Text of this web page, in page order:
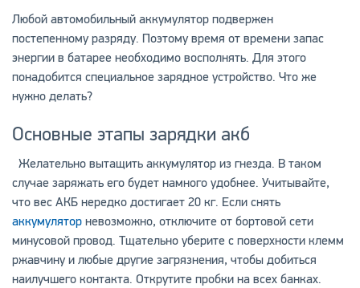
Любой автомобильный аккумулятор подвержен
постепенному разряду. Поэтому время от времени запас
энергии в батарее необходимо восполнять. Для этого
понадобится специальное зарядное устройство. Что же
нужно делать?
Основные этапы зарядки акб
Желательно вытащить аккумулятор из гнезда. В таком
случае заряжать его будет намного удобнее. Учитывайте,
что вес АКБ нередко достигает 20 кг. Если снять
аккумуляторневозможно, отключите от бортовой сети
минусовой провод. Тщательно уберите с поверхности клемм
ржавчину и любые другие загрязнения, чтобы добиться
наилучшего контакта. Открутите пробки на всех банках.